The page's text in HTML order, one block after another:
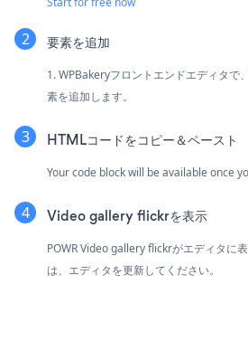
要素を追加
1. WPBakeryフロントエンドエディタで
素を追加します。
HTMLコードをコピー＆ペースト
Your code block will be available once
Video gallery flickrを表示
POWR Video gallery flickrがエディタに
は、エディタを更新してください。